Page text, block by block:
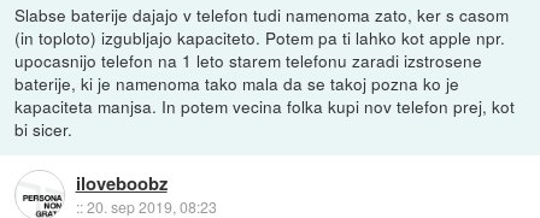
Slabse baterije dajajo v telefon tudi namenoma zato, ker s casom
(in toploto) izgubljajo kapaciteto. Potem pa ti lahko kot apple npr.
upocasnijo telefon na 1 leto starem telefonu zaradi izstrosene
baterije, ki je namenoma tako mala da se takoj pozna ko je
kapaciteta manjsa. In potem vecina folka kupi nov telefon prej, kot
bi sicer.
iloveboobz
::20. sep 2019, 08:23